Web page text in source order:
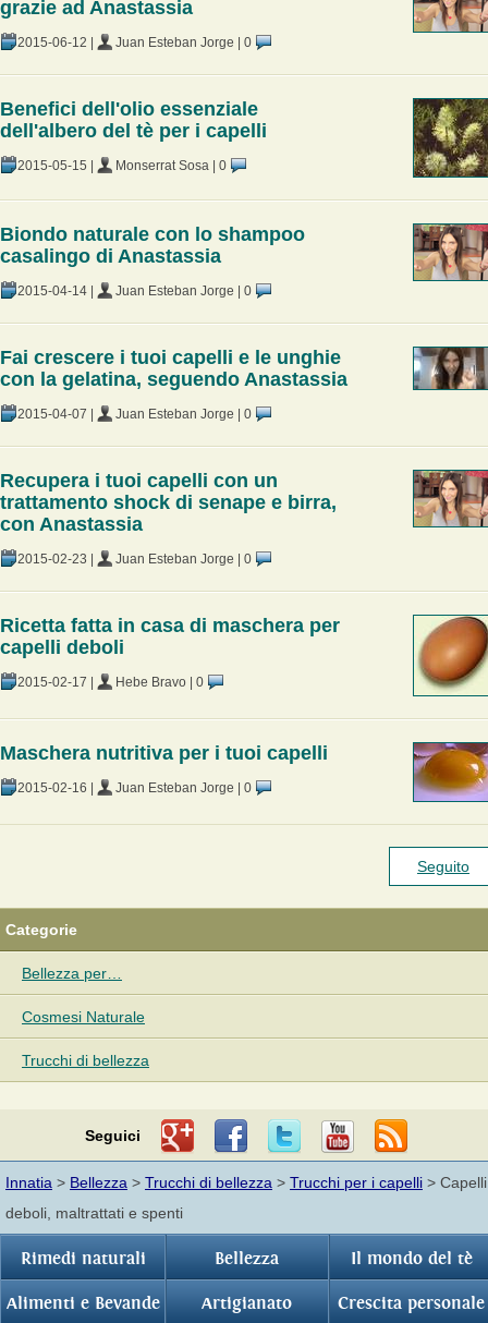
grazie ad Anastassia
2015-06-12 Juan Esteban Jorge 0
Benefici dell'olio essenziale
dell'albero del tè per i capelli
2015-05-15 Monserrat Sosa 0
Biondo naturale con lo shampoo
casalingo di Anastassia
2015-04-14 Juan Esteban Jorge 0
Fai crescere i tuoi capelli e le unghie
con la gelatina, seguendo Anastassia
2015-04-07 Juan Esteban Jorge 0
Recupera i tuoi capelli con un
trattamento shock di senape e birra,
con Anastassia
2015-02-23 Juan Esteban Jorge 0
Ricetta fatta in casa di maschera per
capelli deboli
2015-02-17 Hebe Bravo 0
Maschera nutritiva per i tuoi capelli
2015-02-16 Juan Esteban Jorge 0
Seguito
Categorie
Bellezza per…
Cosmesi Naturale
Trucchi di bellezza
Seguici
Innatia > Bellezza > Trucchi di bellezza > Trucchi per i capelli > Capelli
deboli, maltrattati e spenti
Rimedi naturali Bellezza Il mondo del tè
Alimenti e Bevande Artigianato Crescita personale